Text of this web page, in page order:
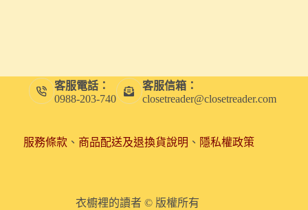
客服電話：
0988-203-740
客服信箱：
closetreader@closetreader.com
服務條款、 商品配送及退換貨說明 、 隱私權政策
衣櫥裡的讀者 © 版權所有